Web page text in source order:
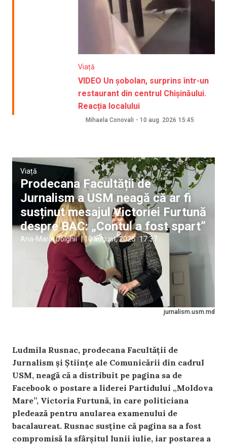
Viață
VIDEO Un șobolan, surprins într-un
restaurant din centrul Chișinăului.
Reacția localului
Mihaela Conovali - 10 aug. 2026 15:45
jurnalism.usm.md
Viață
Prodecana Facultății de
Jurnalism a USM neagă că ar fi
susținut mesajul Victoriei Furtună
despre BAC: „Contul a fost spart”
Ana-Maria Dolghii |10 august, 2026 17:37
Ludmila Rusnac, prodecana Facultății de
Jurnalism și Științe ale Comunicării din cadrul
USM, neagă că a distribuit pe pagina sa de
Facebook o postare a liderei Partidului „Moldova
Mare”, Victoria Furtună, în care politiciana
pledează pentru anularea examenului de
bacalaureat. Rusnac susține că pagina sa a fost
compromisă la sfârșitul lunii iulie, iar postarea a